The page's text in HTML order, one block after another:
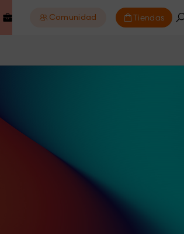
Comunidad Tiendas